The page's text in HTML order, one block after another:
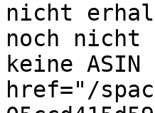
nicht
noch nicht
keine
href="/